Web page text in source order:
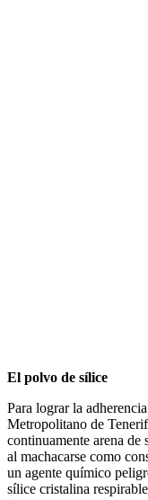
El polvo de sílice
Para lograr la
Metropolitano de
continuamente arena de
al machacarse como
un agente químico
sílice cristalina